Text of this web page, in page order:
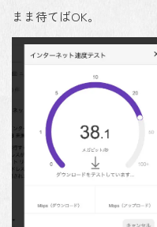
まま待てばOK。